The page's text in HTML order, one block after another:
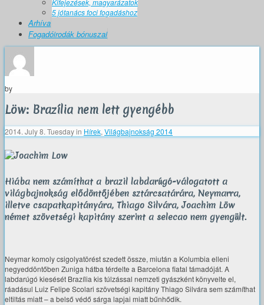
Kifejezések, magyarázatok
5 jótanács foci fogadáshoz
Arhíva
Fogadóirodák bónuszai
by
Löw: Brazília nem lett gyengébb
2014. July 8. Tuesdayin Hírek, Világbajnokság 2014
Hiába nem számíthat a brazil labdarúgó-válogatott a
világbajnokság elődöntőjében sztárcsatárára, Neymarra,
illetve csapatkapitányára, Thiago Silvára, Joachim Löw
német szövetségi kapitány szerint a selecao nem gyengült.
Neymar komoly csigolyatörést szedett össze, miután a Kolumbia elleni
negyeddöntőben Zuniga hátba térdelte a Barcelona fiatal támadóját. A
labdarúgó kiesését Brazília kis túlzással nemzeti gyászként könyvelte el,
ráadásul Luiz Felipe Scolari szövetségi kapitány Thiago Silvára sem számíthat
eltiltás miatt – a belső védő sárga lapjai miatt bűnhődik.